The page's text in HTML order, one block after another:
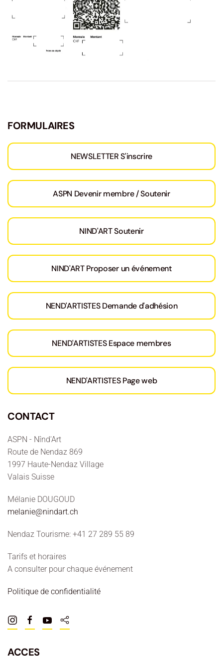
FORMULAIRES
NEWSLETTER S'inscrire
ASPN Devenir membre / Soutenir
NIND'ART Soutenir
NIND'ART Proposer un événement
NEND'ARTISTES Demande d'adhésion
NEND'ARTISTES Espace membres
NEND'ARTISTES Page web
CONTACT
ASPN - Nînd'Art
Route de Nendaz 869
1997 Haute-Nendaz Village
Valais Suisse
Mélanie DOUGOUD
melanie@nindart.ch
Nendaz Tourisme: +41 27 289 55 89
Tarifs et horaires
A consulter pour chaque événement
Politique de confidentialité
ACCES